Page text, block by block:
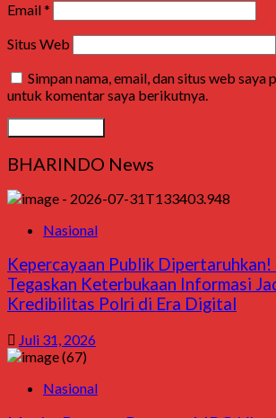
Email*
Situs Web
Simpan nama, email, dan situs web saya
untuk komentar saya berikutnya.
BHARINDO News
Nasional
Kepercayaan Publik
Tegaskan Keterbukaan Informasi
Kredibilitas Polri di Era Digital
Juli 31, 2026
Nasional